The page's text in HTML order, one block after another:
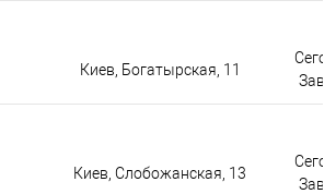
Киев, Богатырская, 11
Киев, Слобожанская, 13